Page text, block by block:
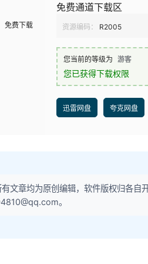
免费下载
免费通道下载区
资源编码： R2005
您当前的等级为 游客
您已获得下载权限
迅雷网盘 夸克网盘
文章均为原创编辑，软件版权归各自
。